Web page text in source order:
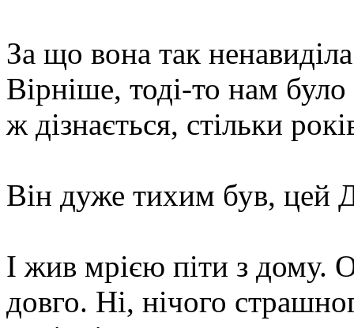
За що вона так
Вірніше, тоді-то нам
ж дізнається, стільки
Він дуже тихим був, цей
І жив мрією піти з дому.
довго. Ні, нічого